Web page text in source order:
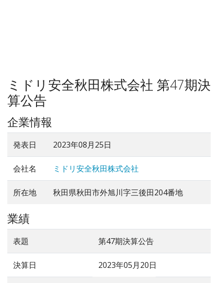
ミドリ安全秋田株式会社 第47期決
算公告
企業情報
発表日 2023年08月25日
会社名 ミドリ安全秋田株式会社
所在地 秋田県秋田市外旭川字三後田204番地
業績
表題 第47期決算公告
決算日 2023年05月20日